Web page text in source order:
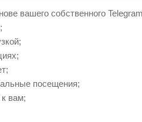
вашего собственного
посещения;
вам;